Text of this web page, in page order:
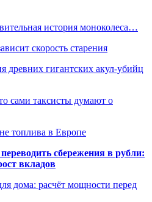
история моноколеса…
скорость старения
древних гигантских акул-убийц
сами таксисты думают о
топлива в Европе
сбережения в рубли:
вкладов
дома: расчёт мощности перед